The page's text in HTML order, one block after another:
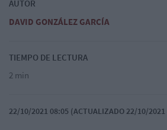
AUTOR
DAVID GONZÁLEZ GARCÍA
TIEMPO DE LECTURA
2 min
22/10/2021 08:05 (ACTUALIZADO 22/10/2021